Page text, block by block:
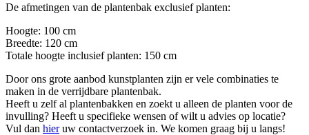
De afmetingen van de plantenbak exclusief planten:
Hoogte: 100 cm
Breedte: 120 cm
Totale hoogte inclusief planten: 150 cm
Door ons grote aanbod kunstplanten zijn er vele combinaties te
maken in de verrijdbare plantenbak.
Heeft u zelf al plantenbakken en zoekt u alleen de planten voor de
invulling? Heeft u specifieke wensen of wilt u advies op locatie?
Vul dan hieruw contactverzoek in. We komen graag bij u langs!